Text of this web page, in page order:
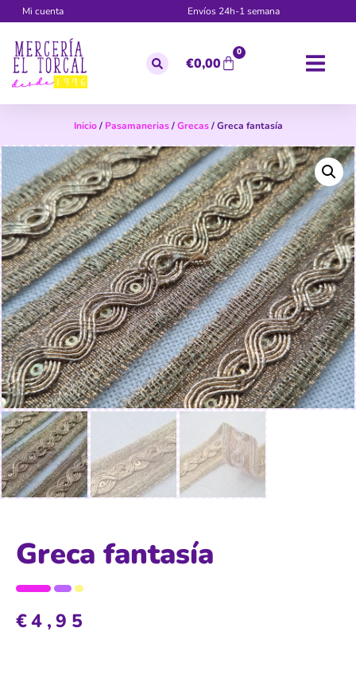
Mi cuenta Envíos 24h-1 semana
€0,00
0
Inicio/ Pasamanerias/Grecas/ Greca fantasía
Greca fantasía
€4,95